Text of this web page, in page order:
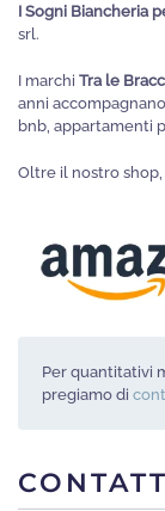
I Sogni Biancheria
srl.
I marchi Tra le
anni
bnb, appartamenti
Oltre il nostro
Per quantitativi
pregiamo di